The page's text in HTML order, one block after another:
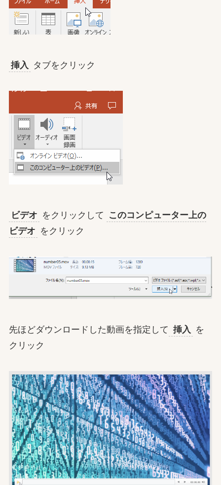
挿入 タブをクリック
ビデオ をクリックして
このコンピューター上の
ビデオ をクリック
先ほどダウンロードした動画を指定して 挿入
を
クリック